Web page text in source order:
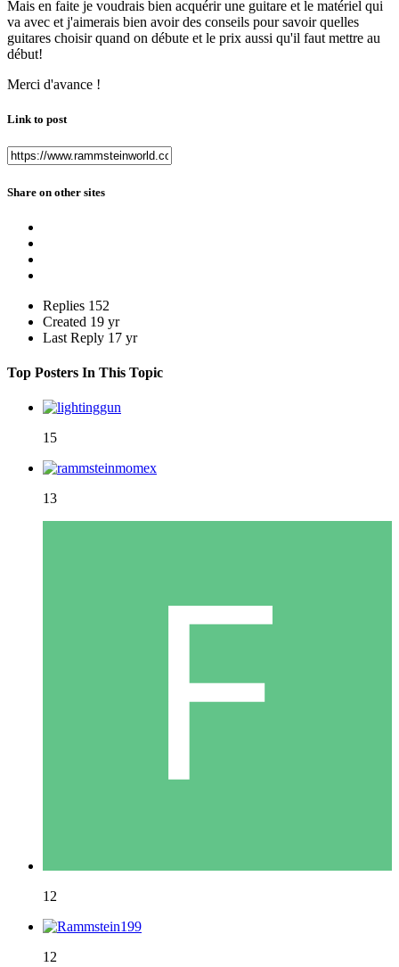
Mais en faite je voudrais bien acquérir une guitare et le matériel qui
va avec et j'aimerais bien avoir des conseils pour savoir quelles
guitares choisir quand on débute et le prix aussi qu'il faut mettre au
début!
Merci d'avance !
Link to post
Share on other sites
Replies 152
Created 19 yr
Last Reply 17 yr
Top Posters In This Topic
15
13
12
12